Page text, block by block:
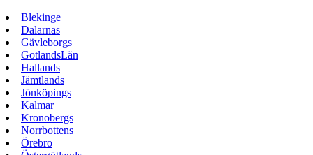
Blekinge
Dalarnas
Gävleborgs
GotlandsLän
Hallands
Jämtlands
Jönköpings
Kalmar
Kronobergs
Norrbottens
Örebro